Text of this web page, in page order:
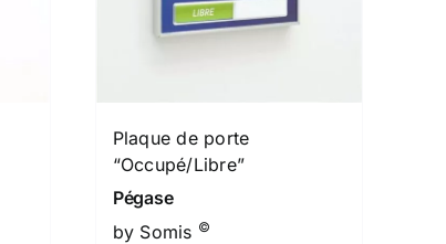
Plaque de porte
“Occupé/Libre”
Pégase
by Somis ©